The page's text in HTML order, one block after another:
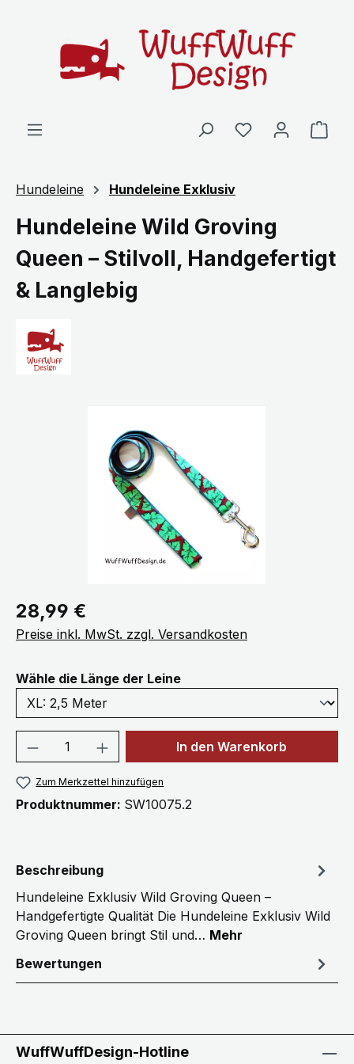
Hundeleine Hundeleine Exklusiv
Hundeleine Wild Groving
Queen – Stilvoll, Handgefertigt
& Langlebig
Regulärer Preis:
28,99 €
Preise inkl. MwSt. zzgl. Versandkosten
Wähle die Länge der Leineauswählen
Produkt Anzahl: Gib denIn den Warenkorb
Zum Merkzettel hinzufügen
Produktnummer: SW10075.2
Beschreibung
Hundeleine Exklusiv Wild Groving Queen –
Handgefertigte Qualität Die Hundeleine Exklusiv Wild
Groving Queen bringt Stil und… Mehr
Bewertungen
WuffWuffDesign-Hotline